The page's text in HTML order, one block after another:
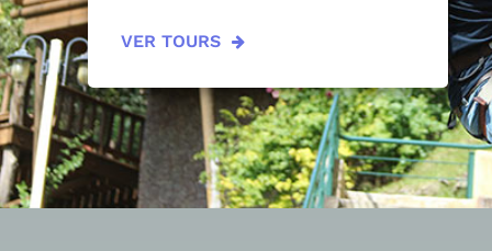
VER TOURS